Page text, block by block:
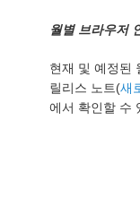
월별 브라우저
현재 및 예정된
릴리스 노트(새
에서 확인할 수